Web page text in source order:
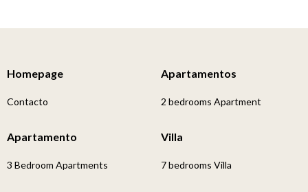
Homepage
Contacto
Apartamentos
2 bedrooms Apartment
Apartamento
3 Bedroom Apartments
Villa
7 bedrooms Villa